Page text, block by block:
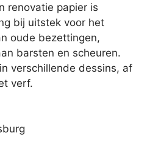
renovatie papier is
bij uitstek voor het
oude bezettingen,
barsten en scheuren.
verschillende dessins, af
verf.